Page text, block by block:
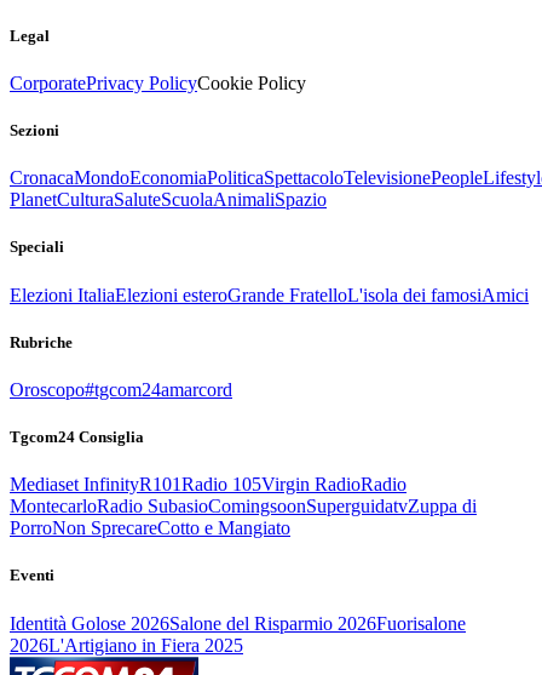
Legal
CorporatePrivacy PolicyCookie Policy
Sezioni
CronacaMondoEconomiaPoliticaSpettacoloTelevisionePeople
PlanetCulturaSaluteScuolaAnimaliSpazio
Speciali
Elezioni ItaliaElezioni esteroGrande FratelloL'isola dei famosiAmici
Rubriche
Oroscopo#tgcom24amarcord
Tgcom24 Consiglia
Mediaset InfinityR101Radio 105Virgin RadioRadio
MontecarloRadio SubasioComingsoonSuperguidatvZuppa di
PorroNon SprecareCotto e Mangiato
Eventi
Identità Golose 2026Salone del Risparmio 2026Fuorisalone
2026L'Artigiano in Fiera 2025